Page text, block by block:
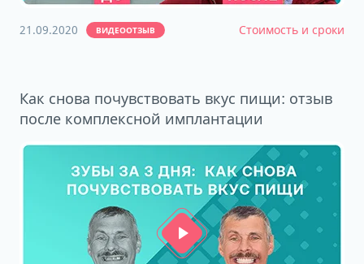
21.09.2020 ВИДЕООТЗЫВ Стоимость и сроки
Как снова почувствовать вкус пищи: отзыв
после комплексной имплантации